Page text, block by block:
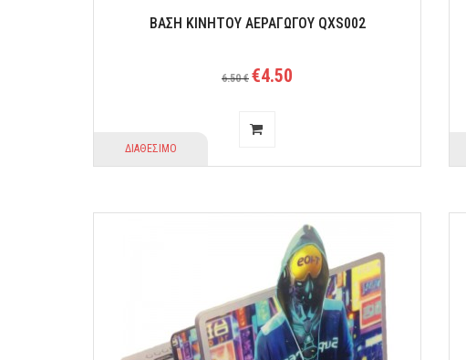
ΒΑΣΗ ΚΙΝΗΤΟΥ ΑΕΡΑΓΩΓΟΥ QXS002
6.50 € €4.50
ΔΙΑΘΕΣΙΜΟ